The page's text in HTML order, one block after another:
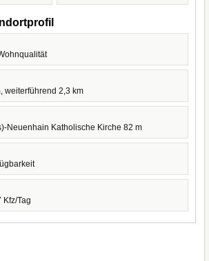
weiterführend 2,3 km
Neuenhain Katholische Kirche 82 m
Kfz/Tag